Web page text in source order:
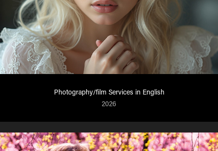
Photography/film Services in English
2026